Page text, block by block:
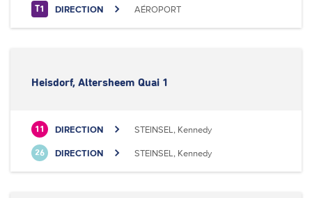
T1 DIRECTION AÉROPORT
Heisdorf, Altersheem Quai 1
11 DIRECTION STEINSEL, Kennedy
26 DIRECTION STEINSEL, Kennedy